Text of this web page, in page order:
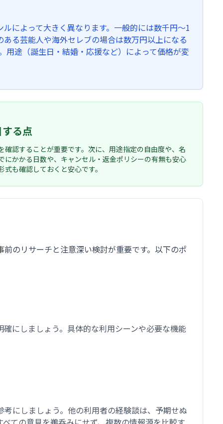
によって大きく異なります。一般的には数千円〜1
る芸能人や海外セレブの場合は数万円以上になる
用途（誕生日・結婚・応援など）によって価格が変
る点
認することが重要です。次に、用途指定の自由度や、名
かかる日数や、キャンセル・返金ポリシーの有無も安心
も確認しておくと安心です。
のリサーチと注意深い検討が重要です。以下のポ
にしましょう。具体的な利用シーンや必要な機能
にしましょう。他の利用者の経験談は、予期せぬ